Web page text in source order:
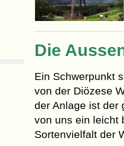
Die
Ein Schwerpunkt
von der Diözese
der Anlage ist der
von uns ein leicht
Sortenvielfalt der